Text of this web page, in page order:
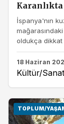
İspanya'nın
oldukça dikkat
18 Haziran
Kültür/Sanat
TOPLUM/